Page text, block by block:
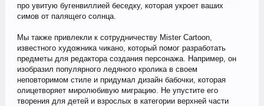
про увитую бугенвиллией беседку, которая укроет ваших
симов от палящего солнца.
Мы также привлекли к сотрудничеству Mister Cartoon,
известного художника чикано, который помог разработать
предметы для редактора создания персонажа. Например, он
изобразил популярного ледяного кролика в своем
неповторимом стиле и придумал дизайн бабочки, которая
олицетворяет миролюбивую миграцию. Не упустите его
творения для детей и взрослых в категории верхней части